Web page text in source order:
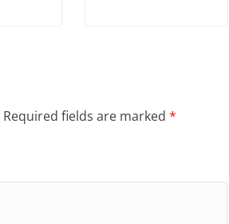
Required fields are marked *